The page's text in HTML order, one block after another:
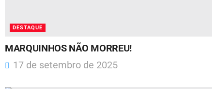
DESTAQUE
MARQUINHOS NÃO MORREU!
17 de setembro de 2025